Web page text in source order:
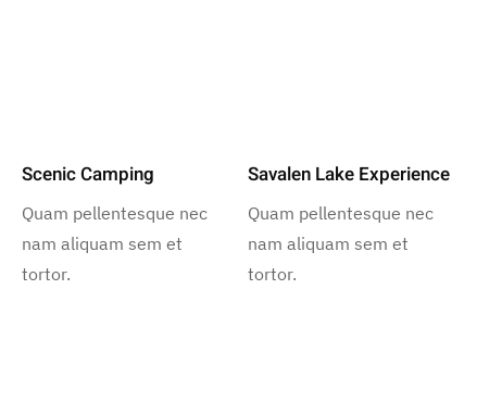
Scenic Camping
Quam pellentesque nec
nam aliquam sem et
tortor.
Savalen Lake Experience
Quam pellentesque nec
nam aliquam sem et
tortor.